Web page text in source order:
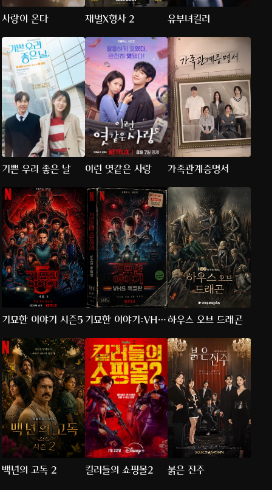
사랑이 온다 재벌X형사 2 유부녀킬러
기쁜 우리 좋은 날 이런 엿같은 사랑 가족관계증명서
기묘한 이야기 시즌5 기묘한 이야기:VHS
특별판
하우스 오브 드래곤
백년의 고독 2 킬러들의 쇼핑몰2 붉은 진주